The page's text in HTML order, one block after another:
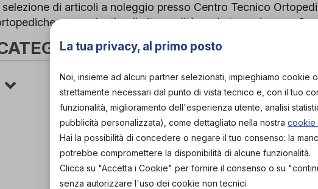
selezione di articoli a noleggio presso Centro Tecnico
convenienti e di alta qualità per le tue esigenze.
La tua privacy, al primo posto
Noi, insieme ad alcuni partner selezionati, impieghiamo cookie
strettamente necessari dal punto di vista tecnico e, con il tuo
funzionalità, miglioramento dell'esperienza utente, analisi
pubblicità personalizzata), come dettagliato nella nostra cookie
Hai la possibilità di concedere o negare il tuo consenso: la
potrebbe compromettere la disponibilità di alcune funzionalità.
Clicca su "Accetta i Cookie" per fornire il consenso o su
senza autorizzare l'uso dei cookie non tecnici.